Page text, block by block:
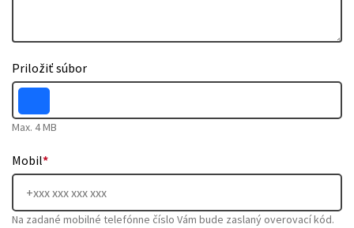
Priložiť súbor
Max. 4 MB
Mobil*
Na zadané mobilné telefónne číslo Vám bude zaslaný overovací kód.